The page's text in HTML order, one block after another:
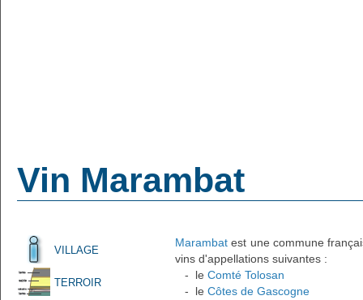
Vin Marambat
VILLAGE
TERROIR
Marambat est une commune
vins d'appellations suivantes :
- le Comté Tolosan
- le Côtes de Gascogne